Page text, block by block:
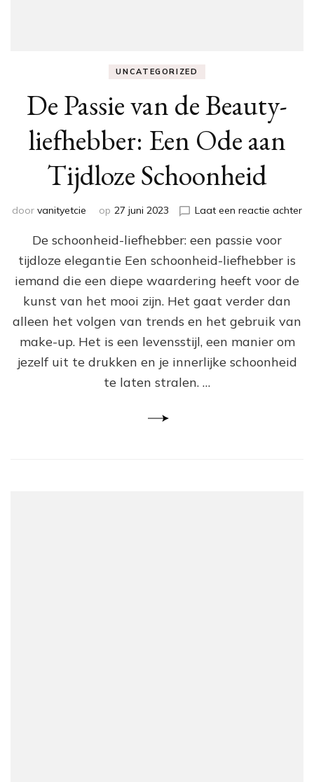
UNCATEGORIZED
De Passie van de Beauty-
liefhebber: Een Ode aan
Tijdloze Schoonheid
door vanityetcie op 27 juni 2023 Laat een reactie achterop
De schoonheid-liefhebber: een passie voor
tijdloze elegantie Een schoonheid-liefhebber is
iemand die een diepe waardering heeft voor de
kunst van het mooi zijn. Het gaat verder dan
alleen het volgen van trends en het gebruik van
make-up. Het is een levensstijl, een manier om
jezelf uit te drukken en je innerlijke schoonheid
te laten stralen. …